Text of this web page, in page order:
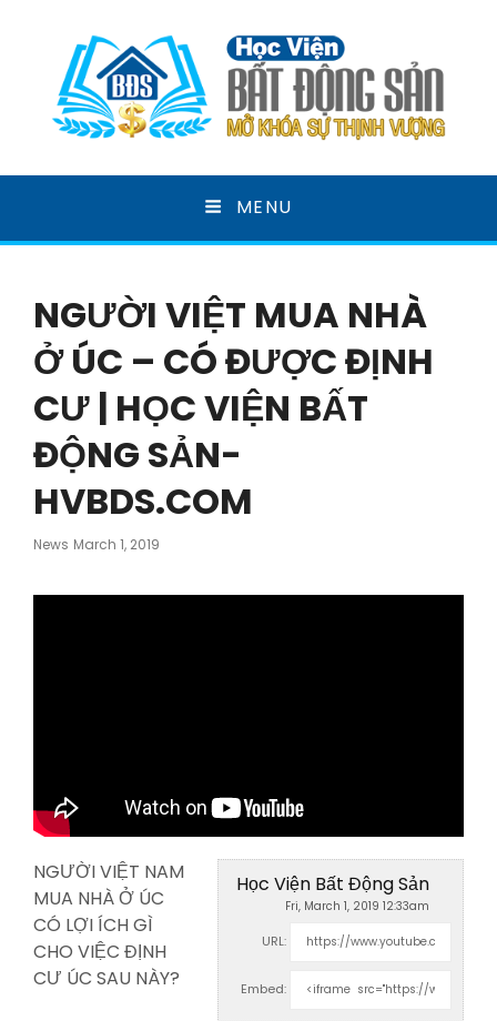
HỌC VIỆN BẤT ĐỘNG
SẢN
MENU
NGƯỜI VIỆT MUA NHÀ
Ở ÚC – CÓ ĐƯỢC ĐỊNH
CƯ | HỌC VIỆN BẤT
ĐỘNG SẢN-
HVBDS.COM
News Posted
March 1, 2019
Học Viện Bất Động Sản
Fri, March 1, 2019 12:33am
URL:
Embed:
NGƯỜI VIỆT NAM
MUA NHÀ Ở ÚC
CÓ LỢI ÍCH GÌ
CHO VIỆC ĐỊNH
CƯ ÚC SAU NÀY?